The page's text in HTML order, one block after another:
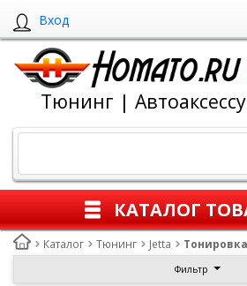
Вход
Тюнинг |
КАТАЛОГ
Каталог Тюнинг Jetta
Фильтр